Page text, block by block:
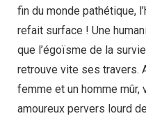
fin du monde pathétique,
refait surface ! Une
que l’égoïsme de la
retrouve vite ses travers.
femme et un homme mûr,
amoureux pervers lourd